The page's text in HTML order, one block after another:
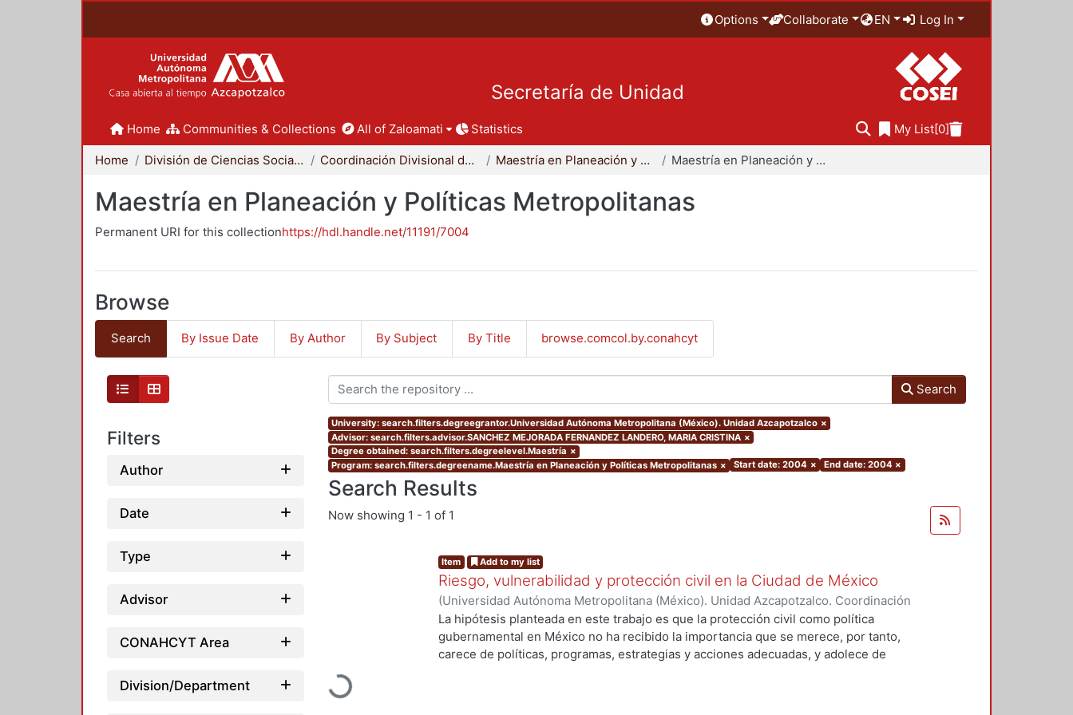
Options Collaborate EN Log In
Secretaría de Unidad
Home Communities & Collections All of Zaloamati Statistics My List[0]
Home División de Ciencias Sociales y Humanidades Coordinación Divisional de Posgrado Maestría en Planeación y Políticas Metropolitanas Maestría en Planeación y Políticas Metropolitanas
Maestría en Planeación y Políticas Metropolitanas
Permanent URI for this collectionhttps://hdl.handle.net/11191/7004
Browse
Search By Issue Date By Author By Subject By Title browse.comcol.by.conahcyt
Filters
Author
Date
Type
Advisor
CONAHCYT Area
Division/Department
Search
University: search.filters.degreegrantor.Universidad Autónoma Metropolitana (México). Unidad Azcapotzalco ×
Advisor: search.filters.advisor.SANCHEZ MEJORADA FERNANDEZ LANDERO, MARIA CRISTINA ×
Degree obtained: search.filters.degreelevel.Maestría ×
Program: search.filters.degreename.Maestría en Planeación y Políticas Metropolitanas × Start date: 2004 × End date: 2004 ×
Search Results
Now showing 1 - 1 of 1
Loading...
Item Add to my list
Riesgo, vulnerabilidad y protección civil en la Ciudad de México
(Universidad Autónoma Metropolitana (México). Unidad Azcapotzalco. Coordinación
de Servicios de Información.,2004-04-23)García Ustoa, Mauricio
La hipótesis planteada en este trabajo es que la protección civil como política
gubernamental en México no ha recibido la importancia que se merece, por tanto,
carece de políticas, programas, estrategias y acciones adecuadas, y adolece de